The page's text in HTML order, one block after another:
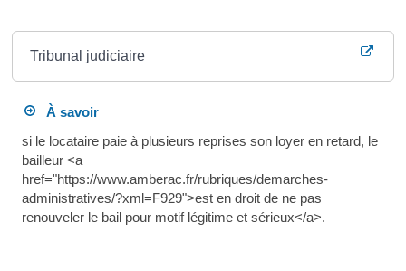
Tribunal judiciaire
À savoir
si le locataire paie à plusieurs reprises son loyer en retard, le
bailleur <a
href="https://www.amberac.fr/rubriques/demarches-
administratives/?xml=F929">est en droit de ne pas
renouveler le bail pour motif légitime et sérieux</a>.